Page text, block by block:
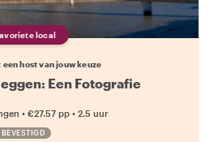
local
host van jouw keuze
Een Fotografie
• €27.57 pp • 2.5 uur